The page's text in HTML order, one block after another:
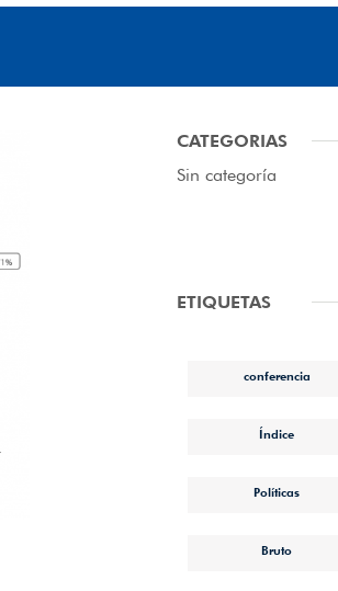
CATEGORIAS
Sin categoría
ETIQUETAS
conferencia
Índice
Políticas
Bruto